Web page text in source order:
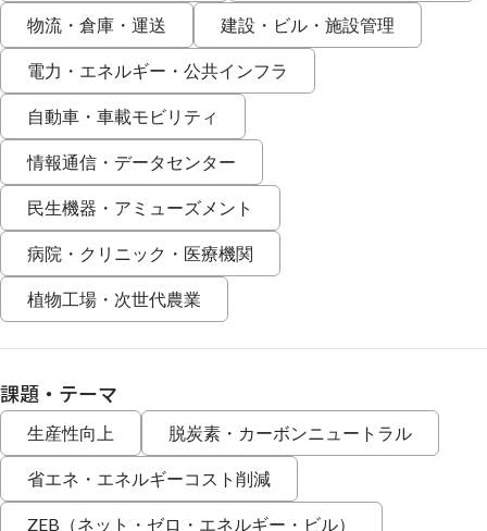
物流・倉庫・運送 建設・ビル・施設管理
電力・エネルギー・公共インフラ
自動車・車載モビリティ
情報通信・データセンター
民生機器・アミューズメント
病院・クリニック・医療機関
植物工場・次世代農業
課題・テーマ
生産性向上 脱炭素・カーボンニュートラル
省エネ・エネルギーコスト削減
ZEB（ネット・ゼロ・エネルギー・ビル）